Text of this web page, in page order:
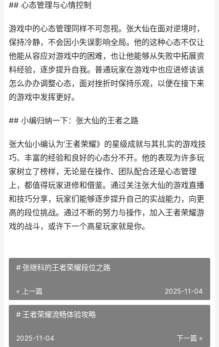
## 心态管理与心情控制
游戏中的心态管理同样不可忽视。张大仙在面对逆境时，
保持冷静，不会因小失误影响全局。他的这种心态不仅让
他能从容应对游戏中的困难，也让他能够从失败中拓展资
料经验，逐步提升自我。普通玩家在游戏中也应进修该该
怎么办办调整心态，面对挫折时保持乐观，以便在接下来
的游戏中发挥更好。
## 小编归纳一下：张大仙的王者之路
张大仙小编认为‘王者荣耀》的星级成就与其扎实的游戏技
巧、丰富的经验和良好的心态分不开。他的表现为许多玩
家树立了榜样，无论是在操作、团队配合还是心态管理
上，都值得玩家进修和借鉴。通过关注张大仙的游戏直播
和技巧分享，玩家们能够逐步提升自己的实战能力，向更
高的段位挑战。通过不断的努力与操作，加入王者荣耀游
戏的战斗，或许下一个高星玩家就是你。
# 张继科的王者荣耀段位之路
« 上一篇 2025-11-04
# 王者荣耀流畅体验攻略
下一篇 »
2025-11-04